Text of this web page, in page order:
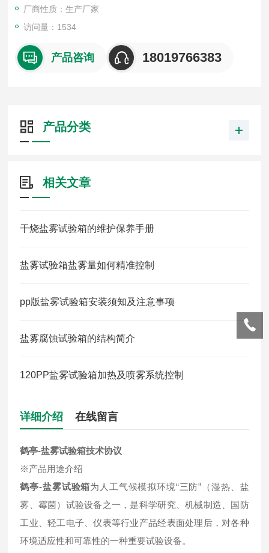
厂商性质：生产厂家
访问量：1534
产品咨询 18019766383
产品分类
相关文章
干烧盐雾试验箱的维护保养手册
盐雾试验箱盐雾量如何精准控制
pp版盐雾试验箱安装须知及注意事项
盐雾腐蚀试验箱的结构简介
120PP盐雾试验箱加热及喷雾系统控制
详细介绍 在线留言
鹤亭-盐雾试验箱技术协议
※产品用途介绍
鹤亭-盐雾试验箱为人工气候模拟环境“三防”（湿热、盐
雾、霉菌）试验设备之一，是科学研究、机械制造、国防
工业、轻工电子、仪表等行业产品经表面处理后，对各种
环境适应性和可靠性的一种重要试验设备。